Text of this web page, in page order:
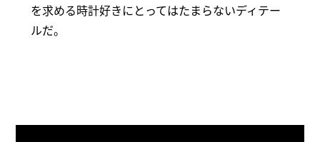
を求める時計好きにとってはたまらないディテー
ルだ。